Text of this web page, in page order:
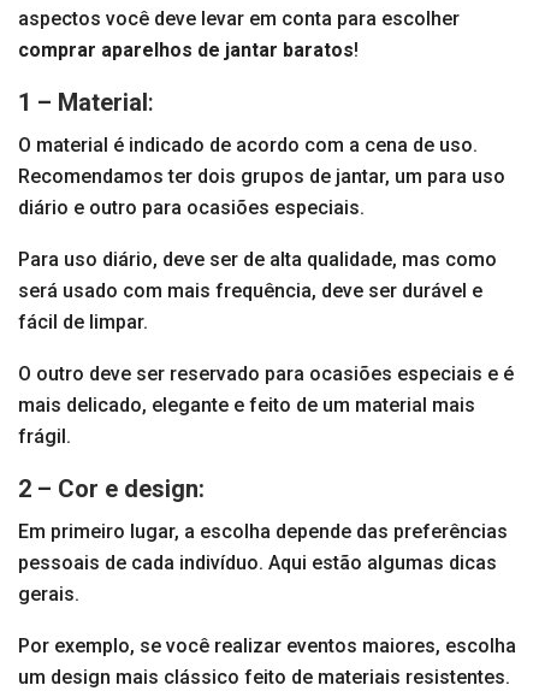
aspectos você deve levar em conta para escolher
comprar aparelhos de jantar baratos!
1 – Material:
O material é indicado de acordo com a cena de uso.
Recomendamos ter dois grupos de jantar, um para uso
diário e outro para ocasiões especiais.
Para uso diário, deve ser de alta qualidade, mas como
será usado com mais frequência, deve ser durável e
fácil de limpar.
O outro deve ser reservado para ocasiões especiais e é
mais delicado, elegante e feito de um material mais
frágil.
2 – Cor e design:
Em primeiro lugar, a escolha depende das preferências
pessoais de cada indivíduo. Aqui estão algumas dicas
gerais.
Por exemplo, se você realizar eventos maiores, escolha
um design mais clássico feito de materiais resistentes.